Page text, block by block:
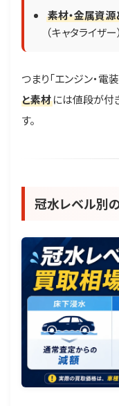
素材・金属資
（キャタライザ
つまり「エンジン・電
と素材には値段が付
す。
冠水レベル別